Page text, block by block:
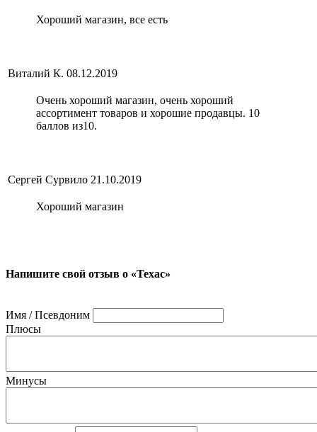
Хороший магазин, все есть
Виталий К. 08.12.2019
Очень хороший магазин, очень хороший
ассортимент товаров и хорошие продавцы. 10
баллов из10.
Сергей Сурвило 21.10.2019
Хороший магазин
Напишите свой отзыв о «Техас»
Имя / Псевдоним
Плюсы
Минусы